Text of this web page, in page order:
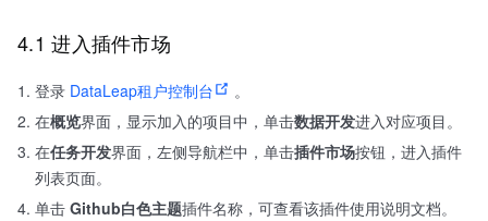
4.1 进入插件市场
登录 DataLeap租户控制台
。
在概览界面，显示加入的项目中，单击数据开发进入对应项目。
在任务开发界面，左侧导航栏中，单击插件市场按钮，进入插件
列表页面。
单击 Github白色主题插件名称，可查看该插件使用说明文档。